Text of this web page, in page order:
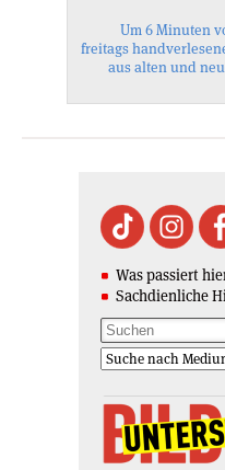
Um 6 Minuten
freitags
aus alten und
Was passiert
Sachdienliche